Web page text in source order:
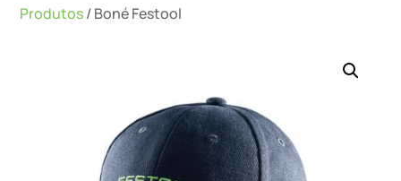
Produtos/ Boné Festool